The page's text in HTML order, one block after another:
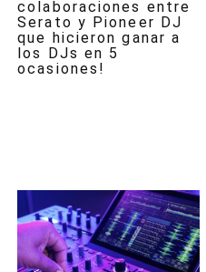
colaboraciones entre
Serato y Pioneer DJ
que hicieron ganar a
los DJs en 5
ocasiones!